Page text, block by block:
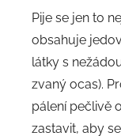
Pije se jen to
obsahuje
látky s
zvaný ocas).
pálení pečlivě
zastavit, aby